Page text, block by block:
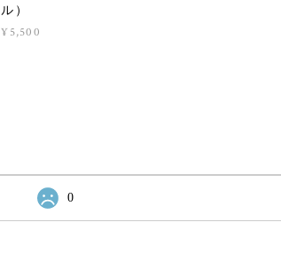
ル）
¥5,500
0